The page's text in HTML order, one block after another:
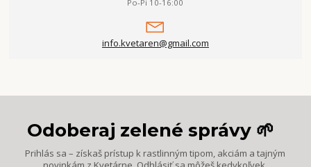
Po-Pi 10-16:00
info.kvetaren@gmail.com
Odoberaj zelené správy 🌱
Prihlás sa – získaš prístup k rastlinným tipom, akciám a tajným